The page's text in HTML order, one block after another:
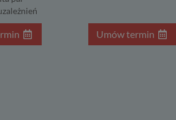
Umów termin
Ta